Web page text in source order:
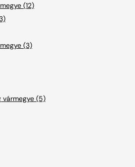
(12)
(3)
vármegye (5)